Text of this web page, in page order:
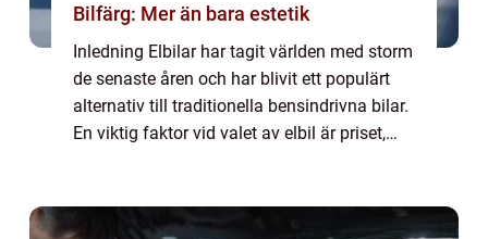
Bilfärg: Mer än bara estetik
Inledning Elbilar har tagit världen med storm
de senaste åren och har blivit ett populärt
alternativ till traditionella bensindrivna bilar.
En viktig faktor vid valet av elbil är priset,